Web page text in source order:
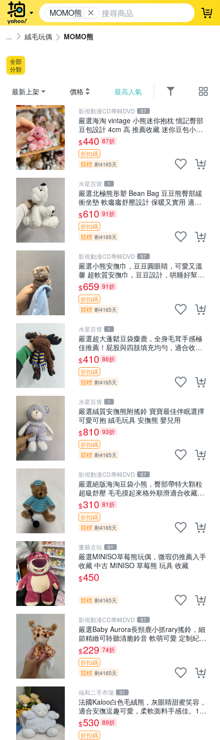
MOMO熊 登
絨毛玩偶 MOMO熊
全部
分類
最新上架 價格 最高人氣
影視動漫CD專輯DVD 57
嚴選海淘 vintage 小熊迷你抱枕 憶記臀部
豆包設計 4cm 高 推薦收藏 迷你豆包小
熊、高臀部、豆袋抱枕
$440 87折
折扣碼
競標 剩4165天
水星百貨 1
嚴選北極熊形塑 Bean Bag 豆豆熊臀部緩
衝坐墊 軟癟癟舒壓設計 保暖又實用 適合
久坐放松 推薦居家使用 RUSS系列 豆豆熊
屁屁坐墊 3D顆粒結構
$610 91折
折扣碼
競標 剩4165天
影視動漫CD專輯DVD 57
嚴選小熊安撫巾，豆豆圓眼睛，可愛又溫
馨 超軟質安撫巾，豆豆設計，哄睡好幫手
約克豆豆眼安撫巾 數碼豆豆眼
$659 91折
折扣碼
競標 剩4165天
水星百貨 1
嚴選超大蓬鬆豆袋麋鹿，全身毛茸手感極
佳推薦！屁股與四肢填充均勻，適合收藏
與孩童共賞。 麋鹿 豆袋 毛茸玩具
$410 86折
折扣碼
競標 剩4165天
水星百貨 1
嚴選絨質安撫熊附搖鈴 寶寶最佳伴眠選擇
可愛可抱 絨毛玩具 安撫熊 嬰兒用
$810 93折
折扣碼
競標 剩4165天
影視動漫CD專輯DVD 57
嚴選絕版海淘豆袋小熊，臀部帶特大顆粒
超級舒壓 毛毛摸起來格外順滑適合收藏
100%棉質 豆袋枕 豆袋、抱枕、小熊
$310 81折
折扣碼
競標 剩4165天
董爺古玩 61
嚴選MINISO草莓熊玩偶，微瑕仍推薦入手
收藏 中古 MINISO 草莓熊 玩具 收藏
$450
競標 剩4165天
影視動漫CD專輯DVD 57
嚴選Baby Aurora長頸鹿小抓rary搖鈴，細
節精緻可聆聽清脆鈴音 軟萌可愛 定制紀念
金屬搖鈴 新手媽咪推薦 長頸鹿 抓rary 搖
鈴
$229 74折
折扣碼
競標 剩4165天
福和二手市場 31
法國Kaloo白色毛絨熊，灰眼睛甜蜜笑容，
適合安撫逗趣可愛，柔軟面料手感佳。14
白色安撫熊 毛絨玩具 寶寶逗樂具
$530 89折
折扣碼